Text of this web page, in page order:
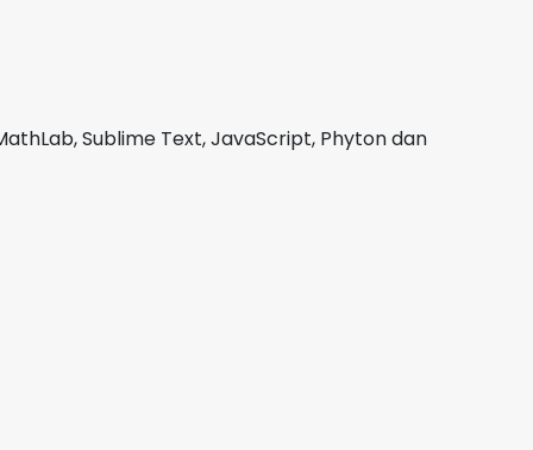
Sublime Text, JavaScript, Phyton dan